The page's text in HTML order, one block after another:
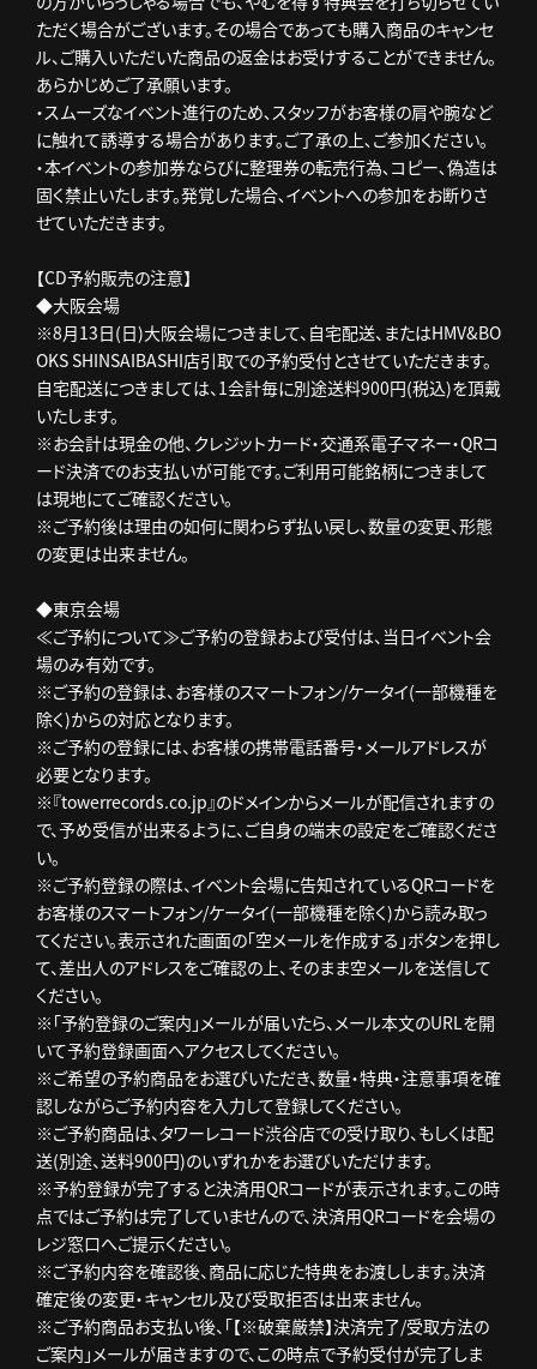
ただく場合がございます。その場合であっても購入商品のキャンセ
ル、ご購入いただいた商品の返金はお受けすることができません。
あらかじめご了承願います。
・スムーズなイベント進行のため､スタッフがお客様の肩や腕など
に触れて誘導する場合があります。ご了承の上､ご参加ください。
・本イベントの参加券ならびに整理券の転売行為､コピー､偽造は
固く禁止いたします。発覚した場合､イベントへの参加をお断りさ
せていただきます。
【CD予約販売の注意】
◆大阪会場
※8月13日(日)大阪会場につきまして、自宅配送、またはHMV&BO
OKS SHINSAIBASHI店引取での予約受付とさせていただきます。
自宅配送につきましては、1会計毎に別途送料900円(税込)を頂戴
いたします。
※お会計は現金の他、クレジットカード・交通系電子マネー・QRコ
ード決済でのお支払いが可能です。ご利用可能銘柄につきまして
は現地にてご確認ください。
※ご予約後は理由の如何に関わらず払い戻し、数量の変更、形態
の変更は出来ません。
◆東京会場
≪ご予約について≫ご予約の登録および受付は、当日イベント会
場のみ有効です。
※ご予約の登録は、お客様のスマートフォン/ケータイ(一部機種を
除く)からの対応となります。
※ご予約の登録には、お客様の携帯電話番号・メールアドレスが
必要となります。
※『towerrecords.co.jp』のドメインからメールが配信されますの
で、予め受信が出来るように、ご自身の端末の設定をご確認くださ
い。
※ご予約登録の際は、イベント会場に告知されているQRコードを
お客様のスマートフォン/ケータイ(一部機種を除く)から読み取っ
てください。表示された画面の「空メールを作成する」ボタンを押し
て、差出人のアドレスをご確認の上、そのまま空メールを送信して
ください。
※「予約登録のご案内」メールが届いたら、メール本文のURLを開
いて予約登録画面へアクセスしてください。
※ご希望の予約商品をお選びいただき、数量・特典・注意事項を確
認しながらご予約内容を入力して登録してください。
※ご予約商品は、タワーレコード渋谷店での受け取り、もしくは配
送(別途、送料900円)のいずれかをお選びいただけます。
※予約登録が完了すると決済用QRコードが表示されます。この時
点ではご予約は完了していませんので、決済用QRコードを会場の
レジ窓口へご提示ください。
※ご予約内容を確認後、商品に応じた特典をお渡しします。決済
確定後の変更・キャンセル及び受取拒否は出来ません。
※ご予約商品お支払い後、「【※破棄厳禁】決済完了/受取方法の
ご案内」メールが届きますので、この時点で予約受付が完了しま